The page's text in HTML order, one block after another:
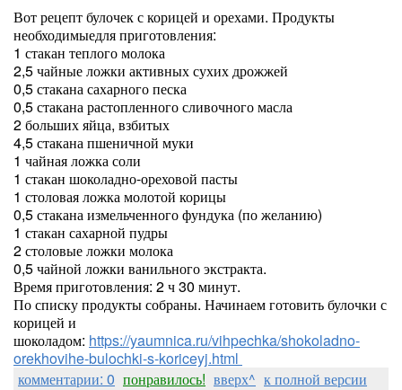
Вот рецепт булочек с корицей и орехами. Продукты
необходимыедля приготовления:
1 стакан теплого молока
2,5 чайные ложки активных сухих дрожжей
0,5 стакана сахарного песка
0,5 стакана растопленного сливочного масла
2 больших яйца, взбитых
4,5 стакана пшеничной муки
1 чайная ложка соли
1 стакан шоколадно-ореховой пасты
1 столовая ложка молотой корицы
0,5 стакана измельченного фундука (по желанию)
1 стакан сахарной пудры
2 столовые ложки молока
0,5 чайной ложки ванильного экстракта.
Время приготовления: 2 ч 30 минут.
По списку продукты собраны. Начинаем готовить булочки с
корицей и
шоколадом: https://yaumnica.ru/vihpechka/shokoladno-
orekhovihe-bulochki-s-koriceyj.html
комментарии: 0 понравилось! вверх^ к полной версии